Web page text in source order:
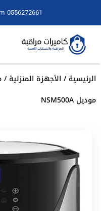
0556272661
الرئيسية/ الأجهزة المنزلية/
موديل NSM500A